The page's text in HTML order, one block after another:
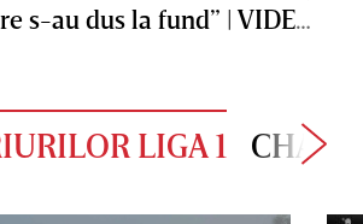
s-au dus la fund” | VIDEO
LIGA 1